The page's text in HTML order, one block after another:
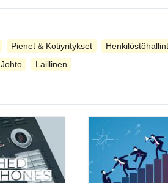
Pienet & Kotiyritykset
Johto Laillinen